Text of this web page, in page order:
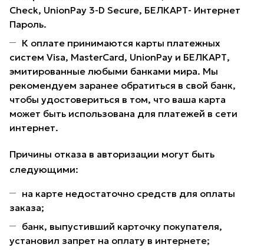
Check, UnionPay 3-D Secure, БЕЛКАРТ- Интернет
Пароль.
К оплате принимаются карты платежных
систем Visa, MasterCard, UnionPay и БЕЛКАРТ,
эмитированные любыми банками мира. Мы
рекомендуем заранее обратиться в свой банк,
чтобы удостовериться в том, что ваша карта
может быть использована для платежей в сети
интернет.
Причины отказа в авторизации могут быть
следующими:
на карте недостаточно средств для оплаты
заказа;
банк, выпустивший карточку покупателя,
установил запрет на оплату в интернете;